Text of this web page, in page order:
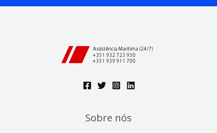
Sobre nós